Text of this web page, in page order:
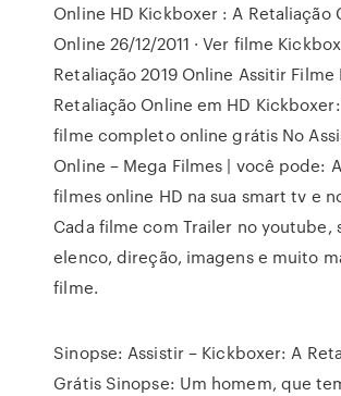
Online HD Kickboxer : A Retaliação
Online 26/12/2011 · Ver filme
Retaliação 2019 Online Assitir
Retaliação Online em HD
filme completo online grátis No
Online – Mega Filmes | você pode:
filmes online HD na sua smart tv e
Cada filme com Trailer no youtube,
elenco, direção, imagens e muito
filme.
Sinopse: Assistir – Kickboxer: A
Grátis Sinopse: Um homem, que